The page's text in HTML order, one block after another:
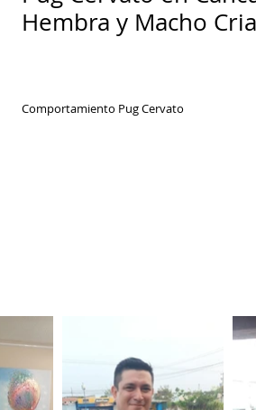
Hembra y Macho
Comportamiento Pug Cervato